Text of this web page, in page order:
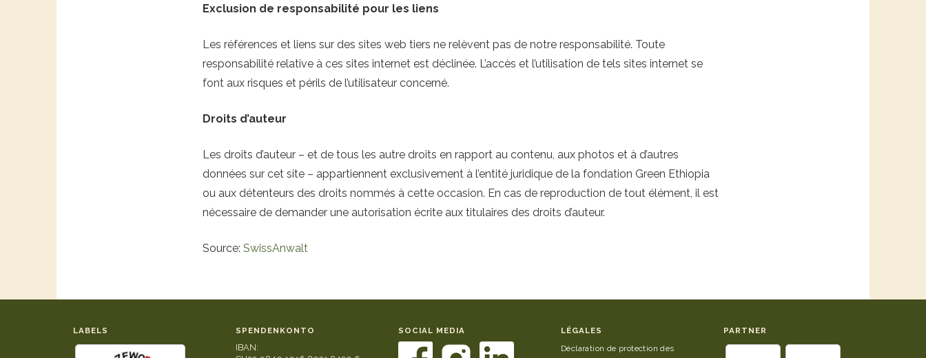
Exclusion de responsabilité pour les liens
Les références et liens sur des sites web tiers ne relèvent pas de notre responsabilité. Toute
responsabilité relative à ces sites internet est déclinée. L’accès et l’utilisation de tels sites internet se
font aux risques et périls de l’utilisateur concerné.
Droits d’auteur
Les droits d’auteur – et de tous les autre droits en rapport au contenu, aux photos et à d’autres
données sur cet site – appartiennent exclusivement à l’entité juridique de la fondation Green Ethiopia
ou aux détenteurs des droits nommés à cette occasion. En cas de reproduction de tout élément, il est
nécessaire de demander une autorisation écrite aux titulaires des droits d’auteur.
Source:SwissAnwalt
LABELS SPENDENKONTO
IBAN:
SOCIAL MEDIA
LÉGALES
Déclaration de protection des
PARTNER